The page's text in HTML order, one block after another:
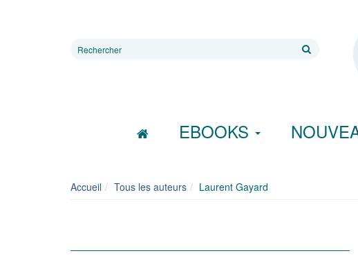
Rechercher
EBOOKS
Accueil Tous les auteurs Laurent Gayard